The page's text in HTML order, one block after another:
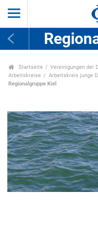
Startseite Vereinigungen der
Arbeitskreise
Arbeitskreis junge
Regionalgruppe Kiel